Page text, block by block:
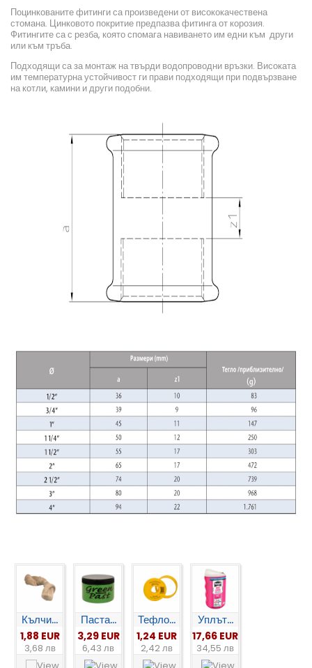
Поцинкованите фитинги са произведени от висококачествена
стомана. Цинковото покритие предпазва фитинга от корозия.
Фитингите са с резба, която спомага навиването им едни към други
или към тръба.
Подходящи са за монтаж на твърди водопроводни връзки. Високата
им температурна устойчивост ги прави подходящи при подвързване
на котли, камини и други подобни.
Кълчи...
1,88 EUR
3,68 лв
Паста...
3,29 EUR
6,43 лв
Тефло...
1,24 EUR
2,42 лв
Уплът...
17,66 EUR
34,55 лв